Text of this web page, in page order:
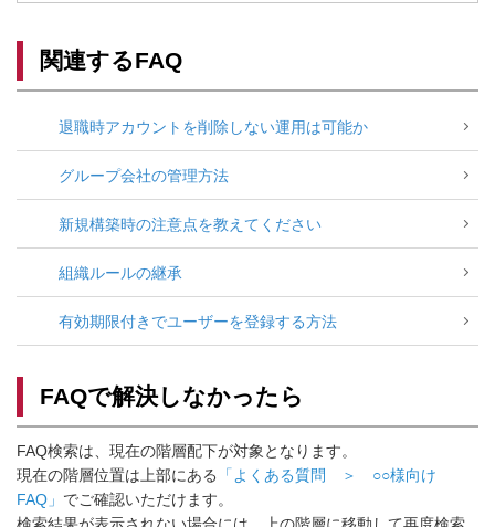
関連するFAQ
退職時アカウントを削除しない運用は可能か
グループ会社の管理方法
新規構築時の注意点を教えてください
組織ルールの継承
有効期限付きでユーザーを登録する方法
FAQで解決しなかったら
FAQ検索は、現在の階層配下が対象となります。
現在の階層位置は上部にある
「よくある質問 ＞ ○○様向け
FAQ」 でご確認いただけます。